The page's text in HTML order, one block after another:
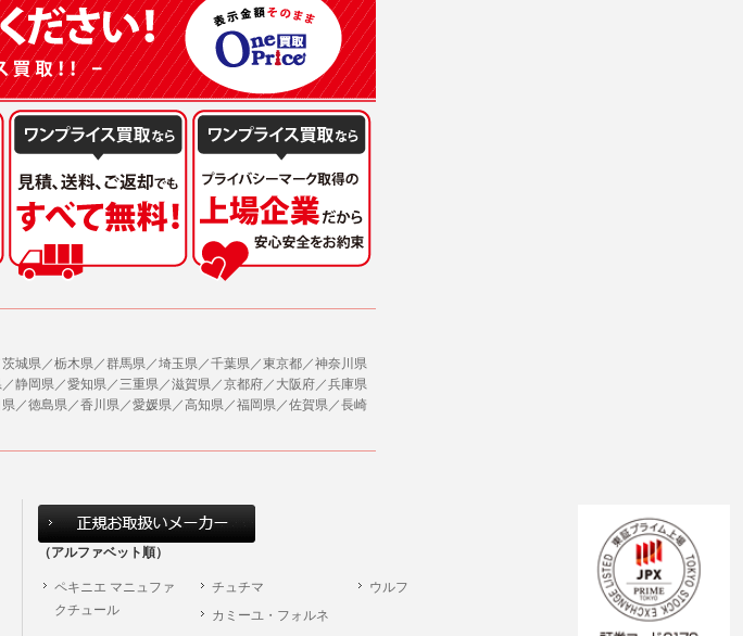
城県／栃木県／群馬県／埼玉県／千葉県／東京都／神奈川県
静岡県／愛知県／三重県／滋賀県／京都府／大阪府／兵庫県
／徳島県／香川県／愛媛県／高知県／福岡県／佐賀県／長崎
（アルファベット順）
ペキニエ マニュファ
クチュール
チュチマ
ウルフ
カミーユ・フォルネ